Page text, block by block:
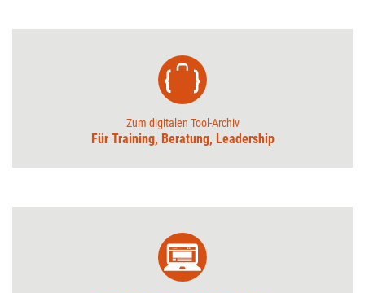
Zum digitalen Tool-Archiv
Für Training, Beratung, Leadership